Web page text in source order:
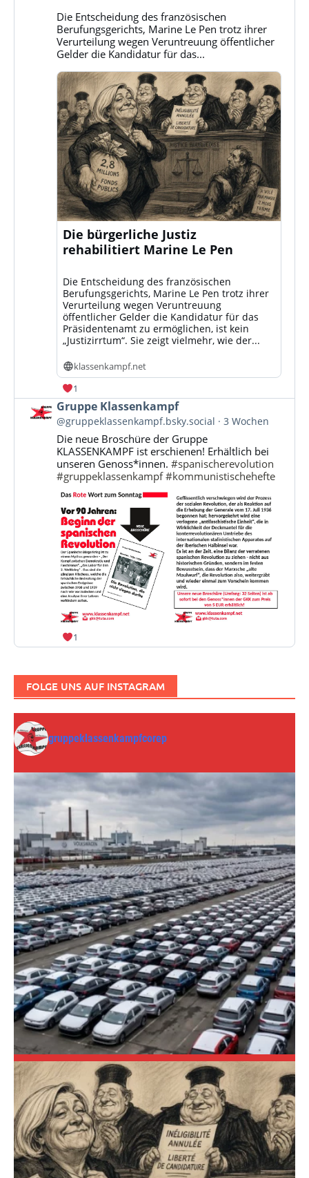
Bluesky
ansehen
Die Entscheidung des französischen
Berufungsgerichts, Marine Le Pen trotz ihrer
Verurteilung wegen Veruntreuung öffentlicher
Gelder die Kandidatur für das...
Die bürgerliche Justiz
rehabilitiert Marine Le Pen
Die Entscheidung des französischen
Berufungsgerichts, Marine Le Pen trotz ihrer
Verurteilung wegen Veruntreuung
öffentlicher Gelder die Kandidatur für das
Präsidentenamt zu ermöglichen, ist kein
„Justizirrtum“. Sie zeigt vielmehr, wie der...
klassenkampf.net
1
Beitrag
von
Gruppe
Klassenkampf
Bluesky
ansehen
Gruppe Klassenkampf
@gruppeklassenkampf.bsky.social 3 Wochen
Die neue Broschüre der Gruppe
KLASSENKAMPF ist erschienen! Erhältlich bei
unseren Genoss*innen.#spanischerevolution
#gruppeklassenkampf #kommunistischehefte
1
FOLGE UNS AUF INSTAGRAM
gruppeklassenkampfcorep